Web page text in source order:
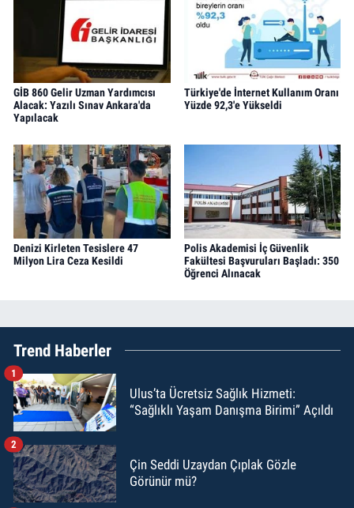
GİB 860 Gelir Uzman Yardımcısı
Alacak: Yazılı Sınav Ankara'da
Yapılacak
Türkiye'de İnternet Kullanım Oranı
Yüzde 92,3'e Yükseldi
Denizi Kirleten Tesislere 47
Milyon Lira Ceza Kesildi
Polis Akademisi İç Güvenlik
Fakültesi Başvuruları Başladı: 350
Öğrenci Alınacak
Trend Haberler
Ulus’ta Ücretsiz Sağlık Hizmeti:
“Sağlıklı Yaşam Danışma Birimi” Açıldı
1
Çin Seddi Uzaydan Çıplak Gözle
Görünür mü?
2